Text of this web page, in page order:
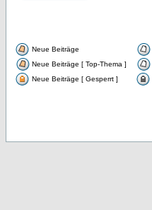
Neue Beiträge
Neue Beiträge [ Top-Thema ]
Neue Beiträge [ Gesperrt ]